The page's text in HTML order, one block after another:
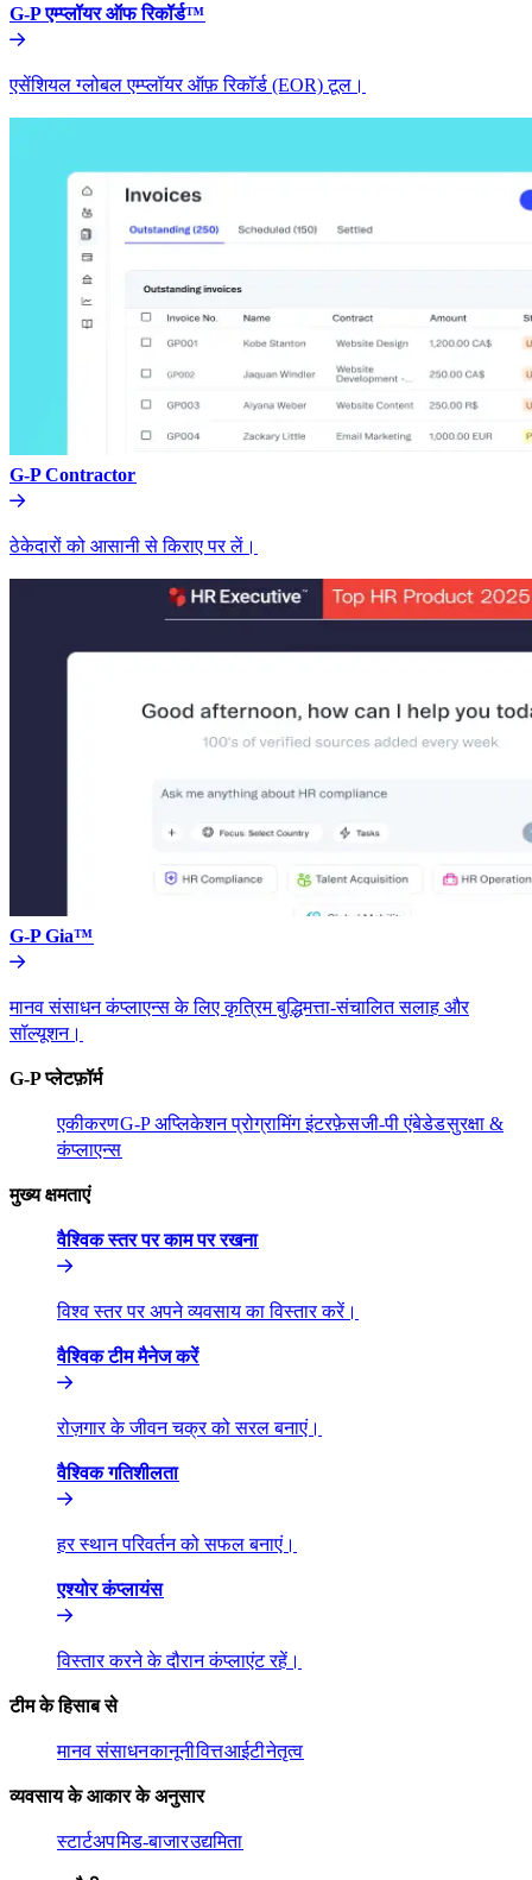
G-P एम्प्लॉयर ऑफ रिकॉर्ड™​​
एसेंशियल ग्लोबल एम्प्लॉयर ऑफ़ रिकॉर्ड (EOR) टूल।​​
G-P Contractor​​
ठेकेदारों को आसानी से किराए पर लें।​​
G-P Gia™​​
मानव संसाधन कंप्लाएन्स के लिए कृत्रिम बुद्धिमत्ता-संचालित सलाह और
सॉल्यूशन।​​
G-P प्लेटफ़ॉर्म​​
एकीकरण​​G-P अप्लिकेशन प्रोग्रामिंग इंटरफ़ेस​​जी-पी एंबेडेड​​सुरक्षा &
कंप्लाएन्स​​
मुख्य क्षमताएं​​
वैश्विक स्तर पर काम पर रखना​​
विश्व स्तर पर अपने व्यवसाय का विस्तार करें।​​
वैश्विक टीम मैनेज करें​​
रोज़गार के जीवन चक्र को सरल बनाएं।​​
वैश्विक गतिशीलता​​
हर स्थान परिवर्तन को सफल बनाएं।​​
एश्योर कंप्लायंस​​
विस्तार करने के दौरान कंप्लाएंट रहें।​​
टीम के हिसाब से​​
मानव संसाधन​​कानूनी​​वित्त​​आईटी​​नेतृत्व​​
व्यवसाय के आकार के अनुसार​​
स्टार्टअप​​मिड-बाजार​​उद्यमिता​​